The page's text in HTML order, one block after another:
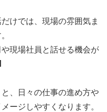
けでは、現場の雰囲気ま
現場社員と話せる機会が
、日々の仕事の進め方や
ージしやすくなります。